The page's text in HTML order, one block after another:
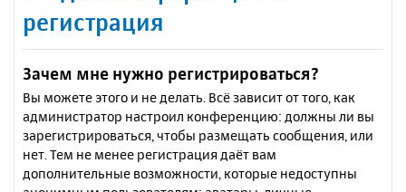
регистрация
Зачем мне нужно регистрироваться?
Вы можете этого и не делать. Всё зависит от того, как
администратор настроил конференцию: должны ли вы
зарегистрироваться, чтобы размещать сообщения, или
нет. Тем не менее регистрация даёт вам
дополнительные возможности, которые недоступны